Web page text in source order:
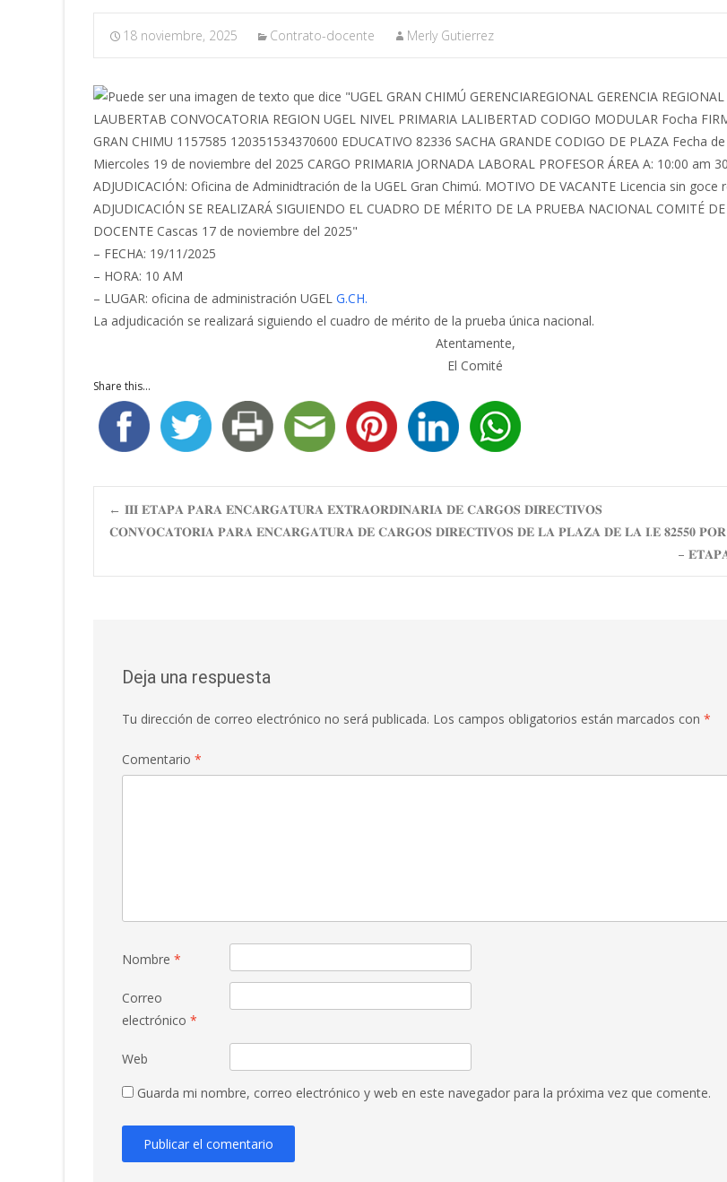
18 noviembre, 2025 Contrato-docente Merly Gutierrez
– FECHA: 19/11/2025
– HORA: 10 AM
– LUGAR: oficina de administración UGEL G.CH.
La adjudicación se realizará siguiendo el cuadro de mérito de la prueba única nacional.
Atentamente,
El Comité
Share this...
Navegación
de
← 𝐈𝐈𝐈 𝐄𝐓𝐀𝐏𝐀 𝐏𝐀𝐑𝐀 𝐄𝐍𝐂𝐀𝐑𝐆𝐀𝐓𝐔𝐑𝐀 𝐄𝐗𝐓𝐑𝐀𝐎𝐑𝐃𝐈𝐍𝐀𝐑𝐈𝐀 𝐃𝐄 𝐂𝐀𝐑𝐆𝐎𝐒 𝐃𝐈𝐑𝐄𝐂𝐓𝐈𝐕𝐎𝐒
𝐂𝐎𝐍𝐕𝐎𝐂𝐀𝐓𝐎𝐑𝐈𝐀 𝐏𝐀𝐑𝐀 𝐄𝐍𝐂𝐀𝐑𝐆𝐀𝐓𝐔𝐑𝐀 𝐃𝐄 𝐂𝐀𝐑𝐆𝐎𝐒 𝐃𝐈𝐑𝐄𝐂𝐓𝐈𝐕𝐎𝐒 𝐃𝐄 𝐋𝐀 𝐏𝐋𝐀𝐙𝐀 𝐃𝐄 𝐋𝐀 𝐈.𝐄 𝟖𝟐𝟓𝟓𝟎
–
Deja una respuesta
Tu dirección de correo electrónico no será publicada. Los campos obligatorios están marcados con *
Comentario *
Nombre *
Correo
electrónico *
Web
Guarda mi nombre, correo electrónico y web en este navegador para la próxima vez que comente.